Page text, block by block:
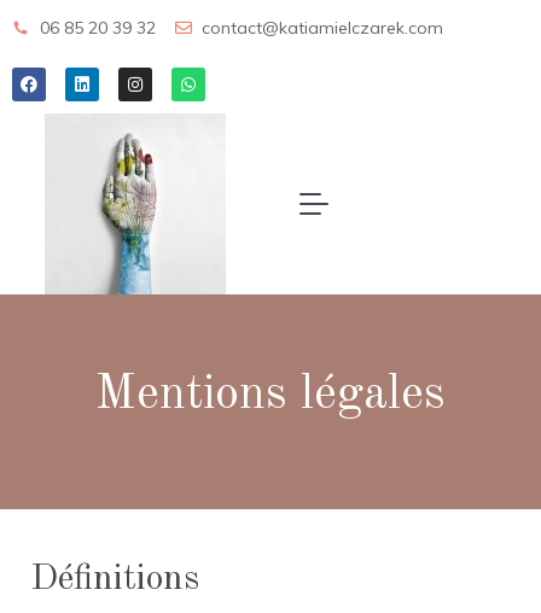
06 85 20 39 32 contact@katiamielczarek.com
Mentions légales
Définitions